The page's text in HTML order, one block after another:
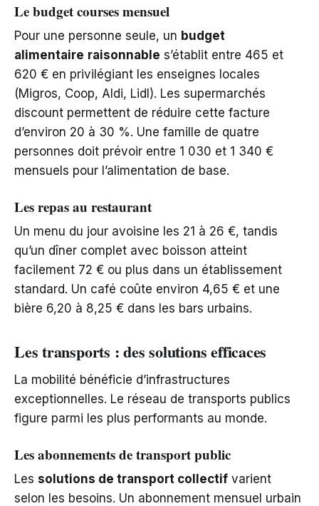
Le budget courses mensuel
Pour une personne seule, un budget
alimentaire raisonnable s’établit entre 465 et
620 € en privilégiant les enseignes locales
(Migros, Coop, Aldi, Lidl). Les supermarchés
discount permettent de réduire cette facture
d’environ 20 à 30 %. Une famille de quatre
personnes doit prévoir entre 1 030 et 1 340 €
mensuels pour l’alimentation de base.
Les repas au restaurant
Un menu du jour avoisine les 21 à 26 €, tandis
qu’un dîner complet avec boisson atteint
facilement 72 € ou plus dans un établissement
standard. Un café coûte environ 4,65 € et une
bière 6,20 à 8,25 € dans les bars urbains.
Les transports : des solutions efficaces
La mobilité bénéficie d’infrastructures
exceptionnelles. Le réseau de transports publics
figure parmi les plus performants au monde.
Les abonnements de transport public
Les solutions de transport collectif varient
selon les besoins. Un abonnement mensuel urbain